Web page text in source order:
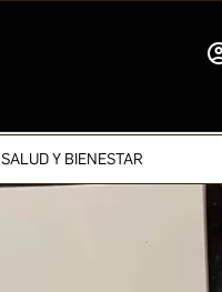
SALUD Y BIENESTAR